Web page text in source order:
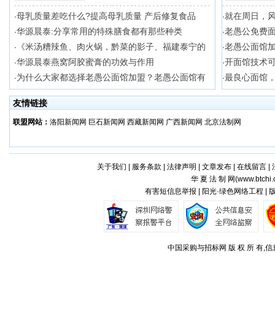
·母乳质量差吃什么?提高母乳质量 产后修复食品
·华源晨泰:分享常用的特殊膳食都有那些种类
· 《米汤糟辣鱼、肉火锅，黔菜的影子、福建泰宁的
·华源晨泰燕窝阿胶蜜膏的功效与作用
·为什么大家都选择老愚公面馆加盟？老愚公面馆有
·就在周日，
·老愚公免费
·老愚公面馆
·开面馆技术
·最良心面馆
友情链接
联盟网站： 洛阳新闻网 巨石新闻网 西藏新闻网 广西新闻网 北京法制网
关于我们 服务条款 法律声明 文章发布| 在线留言|
华 夏 法 制 网(
有害短信息举报 | 阳光·绿色网络工程 |
中国采购与招标网 版 权 所 有,